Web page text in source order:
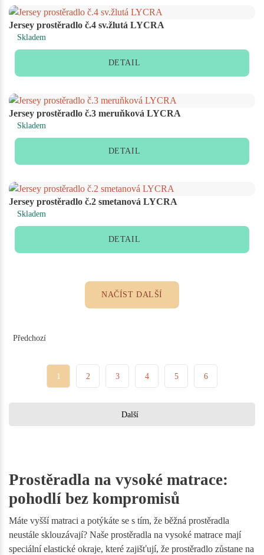
Jersey prostěradlo č.4 sv.žlutá LYCRA
Skladem
DETAIL
Jersey prostěradlo č.3 meruňková LYCRA
Skladem
DETAIL
Jersey prostěradlo č.2 smetanová LYCRA
Skladem
DETAIL
NAČÍST DALŠÍ
Předchozí
1 2 3 4 5 6
Další
Prostěradla na vysoké matrace:
pohodlí bez kompromisů
Máte vyšší matraci a potýkáte se s tím, že běžná prostěradla
neustále sklouzávají? Naše prostěradla na vysoké matrace mají
speciální elastické okraje, které zajišťují, že prostěradlo zůstane na